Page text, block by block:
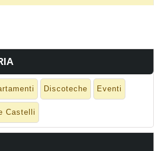
Discoteche Eventi
Castelli